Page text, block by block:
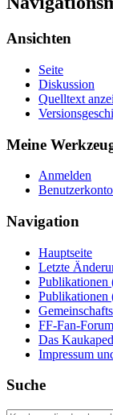
Ansichten
Seite
Diskussion
Quelltext
Meine
Anmelden
Navigation
Hauptseite
Letzte
Publikationen
Publikationen
FF-Fan-Forum
Das
Impressum
Suche